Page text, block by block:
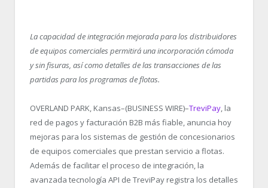
La capacidad de integración mejorada para los distribuidores
de equipos comerciales permitirá una incorporación cómoda
y sin fisuras, así como detalles de las transacciones de las
partidas para los programas de flotas.
OVERLAND PARK, Kansas–(BUSINESS WIRE)–TreviPay, la
red de pagos y facturación B2B más fiable, anuncia hoy
mejoras para los sistemas de gestión de concesionarios
de equipos comerciales que prestan servicio a flotas.
Además de facilitar el proceso de integración, la
avanzada tecnología API de TreviPay registra los detalles